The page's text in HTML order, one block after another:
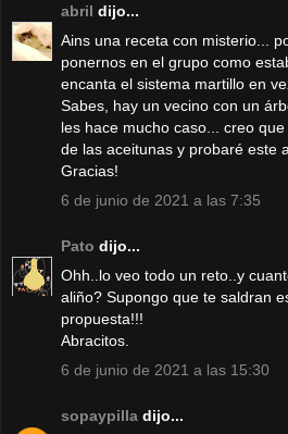
abril dijo...
Ains una receta con misterio...
ponernos en el grupo como
encanta el sistema martillo en
Sabes, hay un vecino con un
les hace mucho caso... creo
de las aceitunas y probaré este
Gracias!
6 de junio de 2021 a las 7:35
Pato dijo...
Ohh..lo veo todo un reto..y
aliño? Supongo que te saldran
propuesta!!!
Abracitos.
6 de junio de 2021 a las 15:30
sopaypilla dijo...